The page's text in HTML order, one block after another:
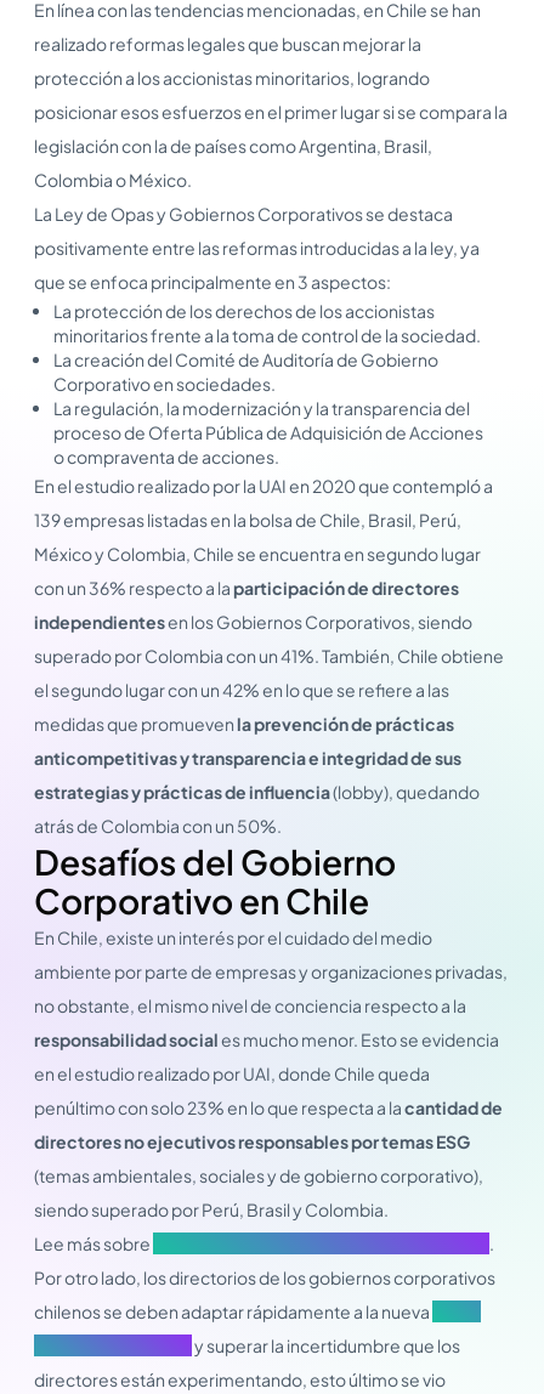
En línea con las tendencias mencionadas, en Chile se han
realizado reformas legales que buscan mejorar la
protección a los accionistas minoritarios, logrando
posicionar esos esfuerzos en el primer lugar si se compara la
legislación con la de países como Argentina, Brasil,
Colombia o México.
La Ley de Opas y Gobiernos Corporativos se destaca
positivamente entre las reformas introducidas a la ley, ya
que se enfoca principalmente en 3 aspectos:
La protección de los derechos de los accionistas
minoritarios frente a la toma de control de la sociedad.
La creación del Comité de Auditoría de Gobierno
Corporativo en sociedades.
La regulación, la modernización y la transparencia del
proceso de Oferta Pública de Adquisición de Acciones
o compraventa de acciones.
En el estudio realizado por la UAI en 2020 que contempló a
139 empresas listadas en la bolsa de Chile, Brasil, Perú,
México y Colombia, Chile se encuentra en segundo lugar
con un 36% respecto a laparticipación de directores
independientesen los Gobiernos Corporativos, siendo
superado por Colombia con un 41%. También, Chile obtiene
el segundo lugar con un 42% en lo que se refiere a las
medidas que promuevenla prevención de prácticas
anticompetitivas y transparencia e integridad de sus
estrategias y prácticas de influencia(lobby), quedando
atrás de Colombia con un 50%.
Desafíos del Gobierno
Corporativo en Chile
En Chile, existe un interés por el cuidado del medio
ambiente por parte de empresas y organizaciones privadas,
no obstante, el mismo nivel de conciencia respecto a la
responsabilidad sociales mucho menor. Esto se evidencia
en el estudio realizado por UAI, donde Chile queda
penúltimo con solo 23% en lo que respecta a lacantidad de
directores no ejecutivos responsables por temas ESG
(temas ambientales, sociales y de gobierno corporativo),
siendo superado por Perú, Brasil y Colombia.
Lee más sobre
.
Por otro lado, los directorios de los gobiernos corporativos
chilenos se deben adaptar rápidamente a la nueva
y superar la incertidumbre que los
directores están experimentando, esto último se vio